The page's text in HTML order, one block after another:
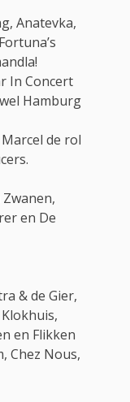
Anatevka,
In Concert
Hamburg
de rol
en De
& de Gier,
en Flikken
Chez Nous,